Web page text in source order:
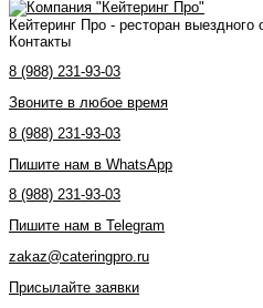
Кейтеринг Про - ресторан выездного
Контакты
8 (988) 231-93-03
Звоните в любое время
8 (988) 231-93-03
Пишите нам в WhatsApp
8 (988) 231-93-03
Пишите нам в Telegram
zakaz@cateringpro.ru
Присылайте заявки